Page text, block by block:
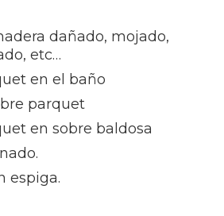
dañado, mojado,
etc…
en el baño
parquet
en sobre baldosa
espiga.